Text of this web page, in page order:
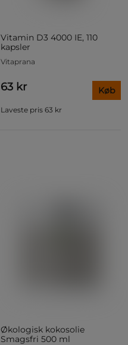
Vitamin D3 4000 IE, 110
kapsler
Vitaprana
63 kr
Laveste pris 63 kr
Køb
Økologisk kokosolie
Smagsfri 500 ml